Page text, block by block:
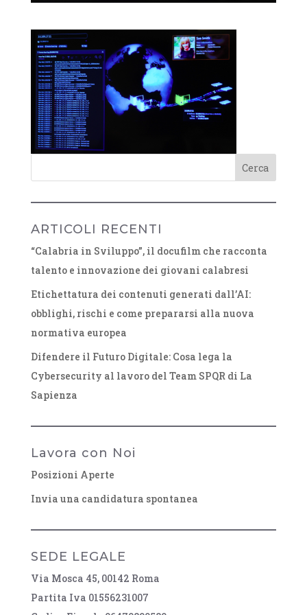
ARTICOLI RECENTI
“Calabria in Sviluppo”, il docufilm che racconta
talento e innovazione dei giovani calabresi
Etichettatura dei contenuti generati dall’AI:
obblighi, rischi e come prepararsi alla nuova
normativa europea
Difendere il Futuro Digitale: Cosa lega la
Cybersecurity al lavoro del Team SPQR di La
Sapienza
Lavora con Noi
Posizioni Aperte
Invia una candidatura spontanea
SEDE LEGALE
Via Mosca 45, 00142 Roma
Partita Iva 01556231007